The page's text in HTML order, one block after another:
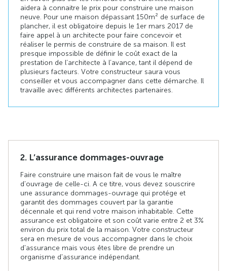
aidera à connaitre le prix pour construire une maison
neuve. Pour une maison dépassant 150 m² de surface de
plancher, il est obligatoire depuis le 1er mars 2017 de
faire appel à un architecte pour faire concevoir et
réaliser le permis de construire de sa maison. Il est
presque impossible de définir le coût exact de la
prestation de l’architecte à l’avance, tant il dépend de
plusieurs facteurs. Votre constructeur saura vous
conseiller et vous accompagner dans cette démarche. Il
travaille avec différents architectes partenaires.
2. L’assurance dommages-ouvrage
Faire construire une maison fait de vous le maître
d’ouvrage de celle-ci. A ce titre, vous devez souscrire
une assurance dommages-ouvrage qui protége et
garantit des dommages couvert par la garantie
décennale et qui rend votre maison inhabitable. Cette
assurance est obligatoire et son coût varie entre 2 et 3 %
environ du prix total de la maison. Votre constructeur
sera en mesure de vous accompagner dans le choix
d'assurance mais vous êtes libre de prendre un
organisme d'assurance indépendant.